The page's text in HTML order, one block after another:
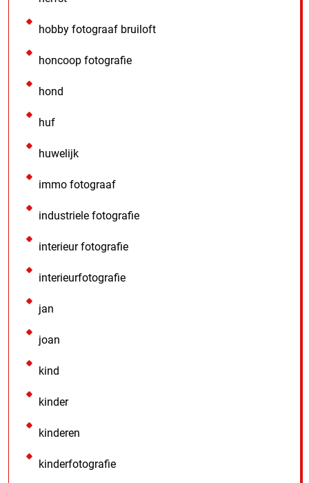
hobby fotograaf bruiloft
honcoop fotografie
hond
huf
huwelijk
immo fotograaf
industriele fotografie
interieur fotografie
interieurfotografie
jan
joan
kind
kinder
kinderen
kinderfotografie